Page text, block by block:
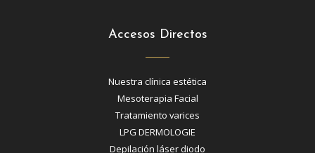
Accesos Directos
Nuestra clínica estética
Mesoterapia Facial
Tratamiento varices
LPG DERMOLOGIE
Depilación láser diodo